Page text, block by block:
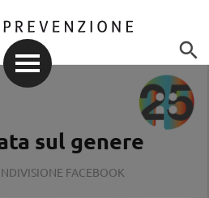

sul genere
FACEBOOK